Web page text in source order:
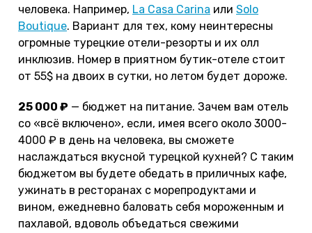
человека. Например, La Casa Carina или Solo
Boutique. Вариант для тех, кому неинтересны
огромные турецкие отели-резорты и их олл
инклюзив. Номер в приятном бутик-отеле стоит
от 55$ на двоих в сутки, но летом будет дороже.
25 000 ₽ — бюджет на питание. Зачем вам отель
со «всё включено», если, имея всего около 3000-
4000 ₽ в день на человека, вы сможете
наслаждаться вкусной турецкой кухней? С таким
бюджетом вы будете обедать в приличных кафе,
ужинать в ресторанах с морепродуктами и
вином, ежедневно баловать себя мороженным и
пахлавой, вдоволь объедаться свежими